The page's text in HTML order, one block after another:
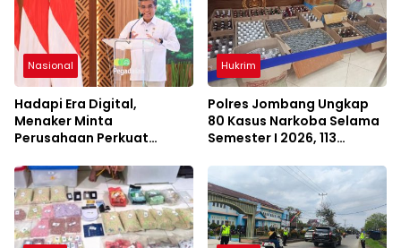
Nasional
Hadapi Era Digital,
Menaker Minta
Perusahaan Perkuat
Hukrim
Polres Jombang Ungkap
80 Kasus Narkoba Selama
Semester I 2026, 113